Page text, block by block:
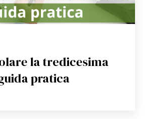
la tredicesima
pratica